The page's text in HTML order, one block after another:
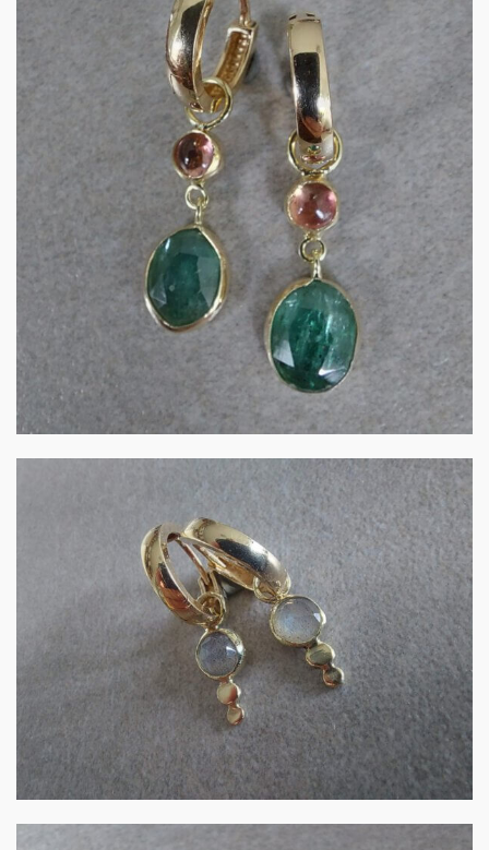
UITVERKOCHT
Creoolhangers 14k goud
met toermali…
€425.00
MEER INFORMATIE
Gouden creoolhangers
met roosgeslep…
€360.00
IN WINKELMAND